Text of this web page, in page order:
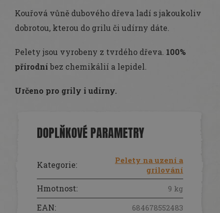
Kouřová vůně dubového dřeva ladí s jakoukoliv
dobrotou, kterou do grilu či udírny dáte.
Pelety jsou vyrobeny z tvrdého dřeva. 100%
přírodníbez chemikálií a lepidel.
Určeno pro grily i udírny.
DOPLŇKOVÉ PARAMETRY
Kategorie:
Pelety na uzení a
grilování
Hmotnost: 9 kg
EAN: 684678552483